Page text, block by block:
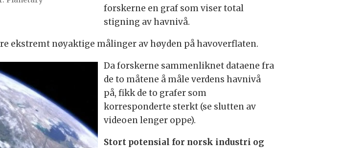
forskerne en graf som viser total
stigning av havnivå.
ekstremt nøyaktige målinger av høyden på havoverflaten.
Da forskerne sammenliknet dataene fra
de to måtene å måle verdens havnivå
på, fikk de to grafer som
korresponderte sterkt (se slutten av
videoen lenger oppe).
Stort potensial for norsk industri og